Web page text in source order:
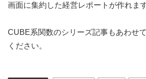
画面に集約した経営レポートが作れます
CUBE系関数のシリーズ記事もあわせ
ください。